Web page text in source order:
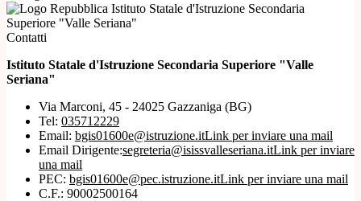
Istituto Statale d'Istruzione Secondaria
Superiore "Valle Seriana"
Contatti
Istituto Statale d'Istruzione Secondaria Superiore "Valle
Seriana"
Via Marconi, 45 - 24025 Gazzaniga (BG)
Tel: 035712229
Email: bgis01600e@istruzione.itLink per inviare una mail
Email Dirigente:segreteria@isissvalleseriana.itLink per inviare
una mail
PEC: bgis01600e@pec.istruzione.itLink per inviare una mail
C.F.: 90002500164